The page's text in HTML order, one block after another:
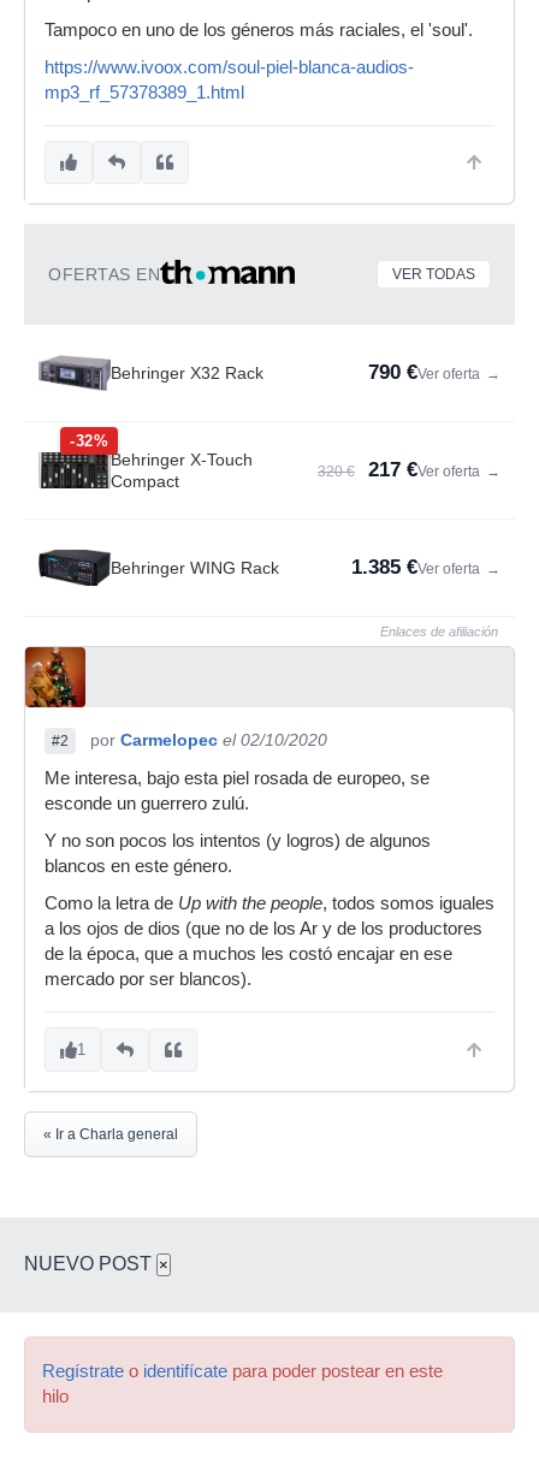
Tampoco en uno de los géneros más raciales, el 'soul'.
https://www.ivoox.com/soul-piel-blanca-audios-
mp3_rf_57378389_1.html
OFERTAS EN VER TODAS
Behringer X32 Rack 790 €Ver oferta →
-32%
Behringer X-Touch
Compact
320 € 217 €Ver oferta →
Behringer WING Rack 1.385 €Ver oferta →
Enlaces de afiliación
#2 por Carmelopec el 02/10/2020
Me interesa, bajo esta piel rosada de europeo, se
esconde un guerrero zulú.
Y no son pocos los intentos (y logros) de algunos
blancos en este género.
Como la letra de Up with the people, todos somos iguales
a los ojos de dios (que no de los Ar y de los productores
de la época, que a muchos les costó encajar en ese
mercado por ser blancos).
1
« Ir a Charla general
NUEVO POST ×
Regístrate o identifícate para poder postear en este
hilo